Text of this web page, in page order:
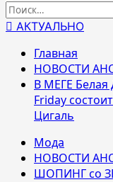
Найти:
АКТУАЛЬНО
Главная
НОВОСТИ
В МЕГЕ Белая
Friday
Цигаль
Мода
НОВОСТИ
ШОПИНГ со